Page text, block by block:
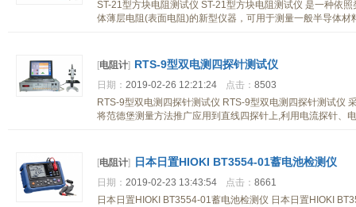
ST-21型方块电阻测试仪 ST-21型方块电阻测试仪 是一种依
体薄层电阻(表面电阻)的新型仪器，可用于测量一般半导体材
[电阻计] RTS-9型双电测四探针测试仪
日期： 2019-02-26 12:21:24 点击： 8503
RTS-9型双电测四探针测试仪 RTS-9型双电测四探针测试仪
将范德堡测量方法推广应用到直线四探针上,利用电流探针、
[电阻计] 日本日置HIOKI BT3554-01蓄电池检测仪
日期： 2019-02-23 13:43:54 点击： 8661
日本日置HIOKI BT3554-01蓄电池检测仪 日本日置HIOKI